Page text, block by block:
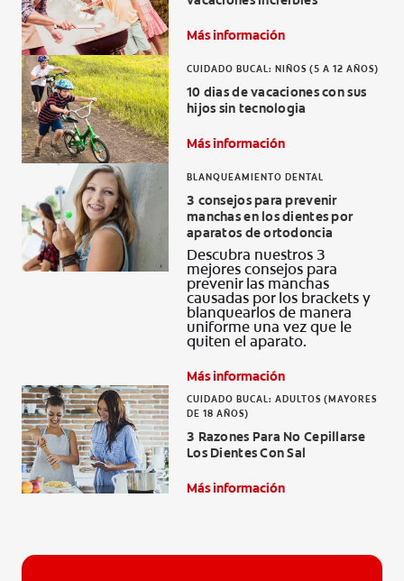
Más información
CUIDADO BUCAL: NIÑOS (5 A 12 AÑOS)
10 dias de vacaciones con sus
hijos sin tecnologia
Más información
BLANQUEAMIENTO DENTAL
3 consejos para prevenir
manchas en los dientes por
aparatos de ortodoncia
Descubra nuestros 3
mejores consejos para
prevenir las manchas
causadas por los brackets y
blanquearlos de manera
uniforme una vez que le
quiten el aparato.
Más información
CUIDADO BUCAL: ADULTOS (MAYORES
DE 18 AÑOS)
3 Razones Para No Cepillarse
Los Dientes Con Sal
Más información